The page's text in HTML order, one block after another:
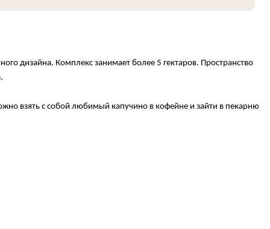
дизайна. Комплекс занимает более 5 гектаров. Пространство
взять с собой любимый капучино в кофейне и зайти в пекарню